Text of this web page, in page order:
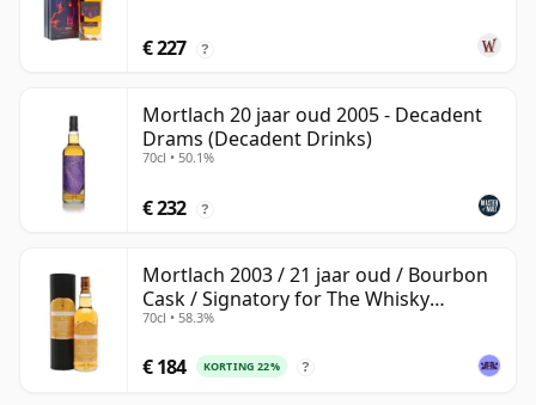
€ 227 ?
Mortlach 20 jaar oud 2005 - Decadent
Drams (Decadent Drinks)
70cl • 50.1%
€ 232 ?
Mortlach 2003 / 21 jaar oud / Bourbon
Cask / Signatory for The Whisky
Exchange
70cl • 58.3%
€ 184 KORTING 22% ?